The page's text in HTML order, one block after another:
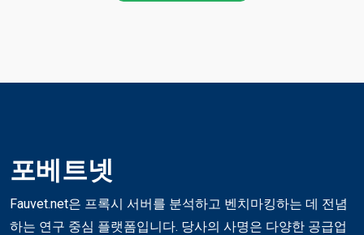
포베트넷
Fauvet.net은 프록시 서버를 분석하고 벤치마킹하는 데 전념
하는 연구 중심 플랫폼입니다. 당사의 사명은 다양한 공급업